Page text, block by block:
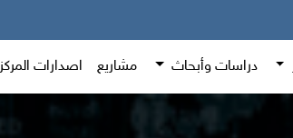
دراسات وأبحاث مشاريع اصدارات المركز